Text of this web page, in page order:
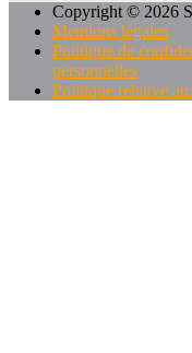
Copyright © 2026
Mentions légales
Politique de
personnelles
Politique relative